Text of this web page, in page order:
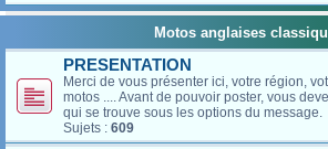
Motos anglaises
PRESENTATION
Merci de vous présenter ici, votre région,
motos .... Avant de pouvoir poster, vous
qui se trouve sous les options du message.
Sujets : 609